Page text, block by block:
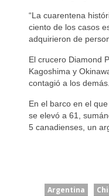
“La cuarentena
ciento de los casos
adquirieron de
El crucero Diamond
Kagoshima y
contagió a los demás.
En el barco en el
se elevó a 61,
5 canadienses, un
Argentina